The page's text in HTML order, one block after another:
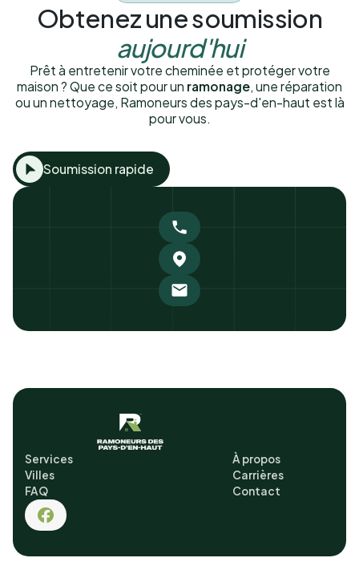
Obtenez une soumission
aujourd'hui
Prêt à entretenir votre cheminée et protéger votre
maison ? Que ce soit pour un ramonage , une réparation
ou un nettoyage, Ramoneurs des pays-d'en-haut est là
pour vous.
Soumission rapide
Services
Villes
FAQ
À propos
Carrières
Contact